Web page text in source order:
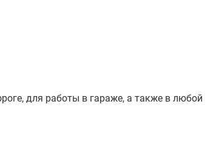
для работы в гараже, а также в любой